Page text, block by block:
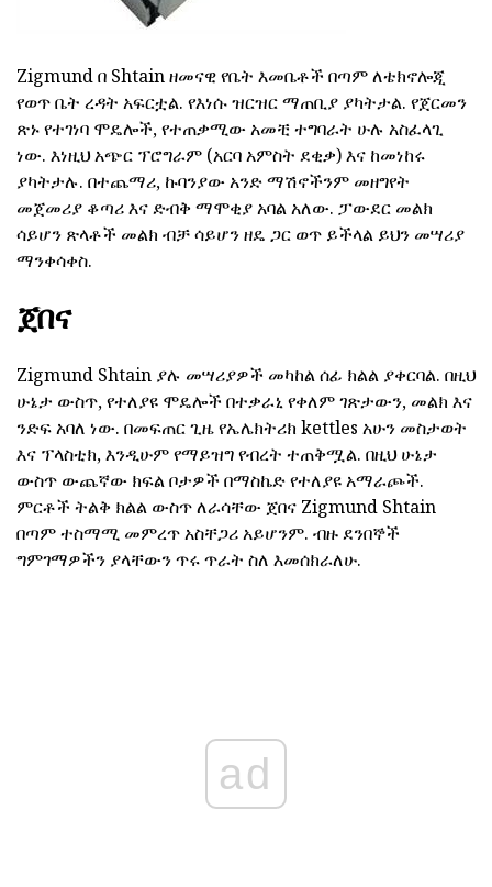
Zigmund በ Shtain ዘመናዊ የቤት እመቤቶች በጣም ለቴክኖሎጂ
የወጥ ቤት ረዳት አፍርቷል. የእነሱ ዝርዝር ማጠቢያ ያካትታል. የጀርመን
ጽኑ የተገነባ ሞዴሎች, የተጠቃሚው አመቺ ተግባራት ሁሉ አስፈላጊ
ነው. እነዚህ አጭር ፕሮግራም (አርባ አምስት ደቂቃ) እና ከመነከሩ
ያካትታሉ. በተጨማሪ, ኩባንያው አንድ ማሽኖችንም መዘግየት
መጀመሪያ ቆጣሪ እና ድብቅ ማሞቂያ አባል አለው. ፓውደር መልክ
ሳይሆን ጽላቶች መልክ ብቻ ሳይሆን ዘዴ ጋር ወጥ ይችላል ይህን መሣሪያ
ማንቀሳቀስ.
ጀበና
Zigmund Shtain ያሉ መሣሪያዎች መካከል ሰፊ ክልል ያቀርባል. በዚህ
ሁኔታ ውስጥ, የተለያዩ ሞዴሎች በተቃራኒ የቀለም ገጽታውን, መልክ እና
ንድፍ አባለ ነው. በመፍጠር ጊዜ የኤሌክትሪክ kettles አሁን መስታወት
እና ፕላስቲክ, እንዲሁም የማይዝግ የብረት ተጠቅሟል. በዚህ ሁኔታ
ውስጥ ውጨኛው ክፍል ቦታዎች በማስኬድ የተለያዩ አማራጮች.
ምርቶች ትልቅ ክልል ውስጥ ለራሳቸው ጀበና Zigmund Shtain
በጣም ተስማሚ መምረጥ አስቸጋሪ አይሆንም. ብዙ ደንበኞች
ግምገማዎችን ያላቸውን ጥሩ ጥራት ስለ እመሰክራለሁ.
ad